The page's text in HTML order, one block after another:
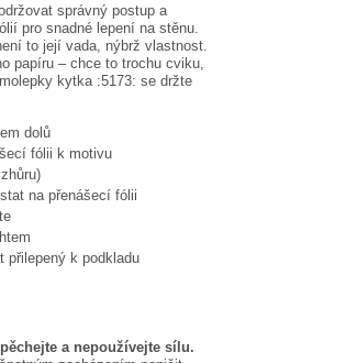
správný postup a
pro snadné lepení na stěnu.
to její vada, nýbrž vlastnost.
papíru – chce to trochu cviku,
kytka :5173: se držte
dolů
fólii k motivu
na přenášecí fólii
přilepený k podkladu
a nepoužívejte sílu.